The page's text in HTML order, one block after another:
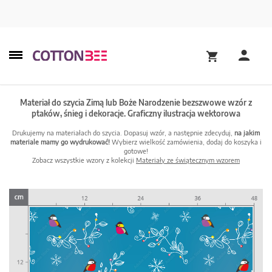
Materiał do szycia Zimą lub Boże Narodzenie bezszwowe wzór z
ptaków, śnieg i dekoracje. Graficzny ilustracja wektorowa
Drukujemy na materiałach do szycia. Dopasuj wzór, a następnie zdecyduj, na jakim
materiale mamy go wydrukować! Wybierz wielkość zamówienia, dodaj do koszyka i
gotowe!
Zobacz wszystkie wzory z kolekcji Materiały ze świątecznym wzorem